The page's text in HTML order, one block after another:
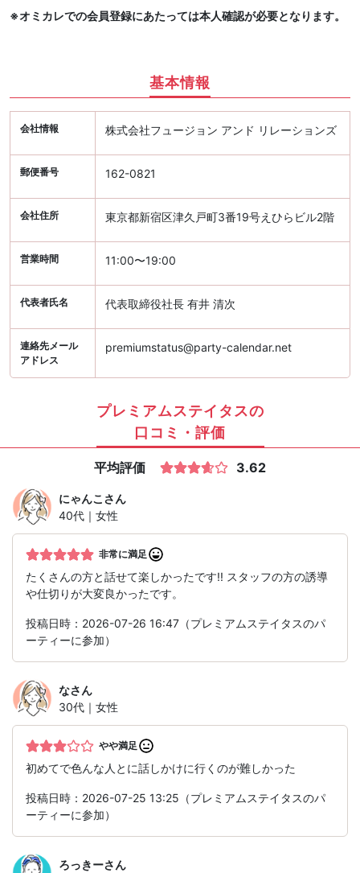
※オミカレでの会員登録にあたっては本人確認が必要となります。
基本情報
会社情報 株式会社フュージョン アンド リレーションズ
郵便番号 162-0821
会社住所 東京都新宿区津久戸町3番19号えひらビル2階
営業時間 11:00〜19:00
代表者氏名 代表取締役社長 有井 清次
連絡先メール
アドレス
premiumstatus@party-calendar.net
プレミアムステイタスの
口コミ・評価
平均評価 3.62
にゃんこ さん
40代｜女性
非常に満足
たくさんの方と話せて楽しかったです!! スタッフの方の誘導
や仕切りが大変良かったです。
投稿日時：2026-07-26 16:47（プレミアムステイタスのパ
ーティーに参加）
なさん
30代｜女性
やや満足
初めてで色んな人とに話しかけに行くのが難しかった
投稿日時：2026-07-25 13:25（プレミアムステイタスのパ
ーティーに参加）
ろっきーさん